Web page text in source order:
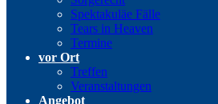
Spektakuläe Fälle
Tears in Heaven
Termine
vor Ort
Treffen
Veranstaltungen
Angebot